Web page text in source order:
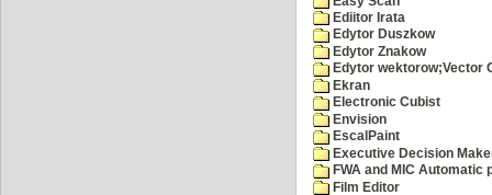
Ediitor Irata
Edytor Duszkow
Edytor Znakow
Edytor wektorow;Vector
Ekran
Electronic Cubist
Envision
EscalPaint
Executive Decision
FWA and MIC
Film Editor